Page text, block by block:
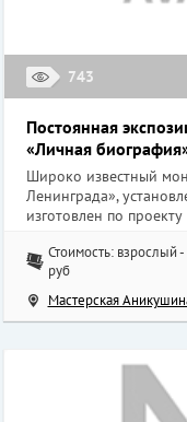
743
Постоянная
«Личная
Широко известный
Ленинграда»,
изготовлен по
Стоимость: взрослый
руб
Мастерская